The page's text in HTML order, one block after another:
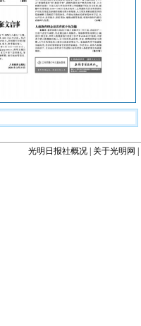
光明日报社概况 关于光明网